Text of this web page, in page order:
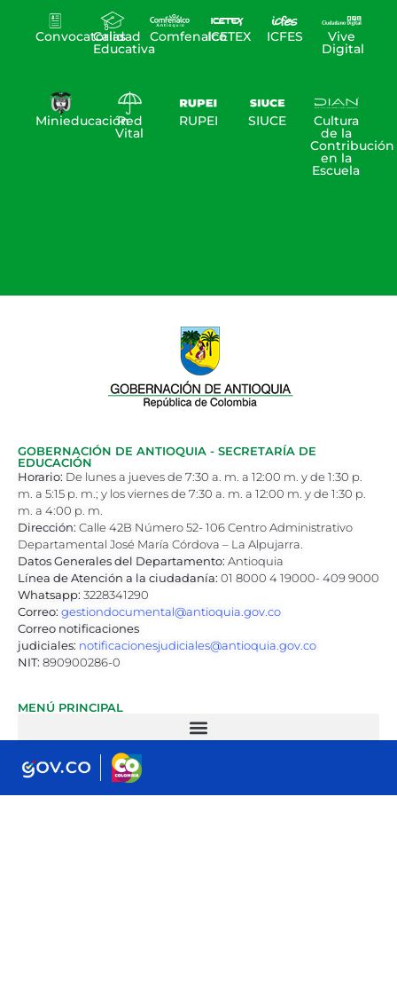
Convocatorias
Calidad
Educativa
ComfenalcoICETEX ICFES Vive
Digital
MinieducaciónRed
Vital
RUPEI SIUCE Cultura
de la
Contribución
en la
Escuela
GOBERNACIÓN DE ANTIOQUIA - SECRETARÍA DE
EDUCACIÓN
Horario: De lunes a jueves de 7:30 a. m. a 12:00 m. y de 1:30 p.
m. a 5:15 p. m.; y los viernes de 7:30 a. m. a 12:00 m. y de 1:30 p.
m. a 4:00 p. m.
Dirección: Calle 42B Número 52- 106 Centro Administrativo
Departamental José María Córdova – La Alpujarra.
Datos Generales del Departamento: Antioquia
Línea de Atención a la ciudadanía: 01 8000 4 19000- 409 9000
Whatsapp: 3228341290
Correo: gestiondocumental@antioquia.gov.co
Correo notificaciones
judiciales: notificacionesjudiciales@antioquia.gov.co
NIT: 890900286-0
MENÚ PRINCIPAL